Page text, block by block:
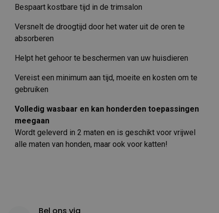
Bespaart kostbare tijd in de trimsalon
Versnelt de droogtijd door het water uit de oren te
absorberen
Helpt het gehoor te beschermen van uw huisdieren
Vereist een minimum aan tijd, moeite en kosten om te
gebruiken
Volledig wasbaar en kan honderden toepassingen
meegaan
Wordt geleverd in 2 maten en is geschikt voor vrijwel
alle maten van honden, maar ook voor katten!